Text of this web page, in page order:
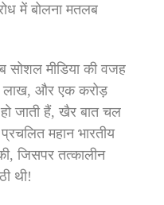
में बोलना मतलब
मीडिया की वजह
लाख, और एक करोड़
जाती हैं, खैर बात चल
महान भारतीय
जि‍सपर तत्कालीन
थी!